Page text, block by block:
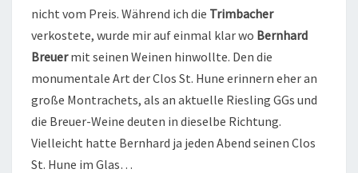
nicht vom Preis. Während ich die Trimbacher
verkostete, wurde mir auf einmal klar wo Bernhard
Breuermit seinen Weinen hinwollte. Den die
monumentale Art der Clos St. Hune erinnern eher an
große Montrachets, als an aktuelle Riesling GGs und
die Breuer-Weine deuten in dieselbe Richtung.
Vielleicht hatte Bernhard ja jeden Abend seinen Clos
St. Hune im Glas…